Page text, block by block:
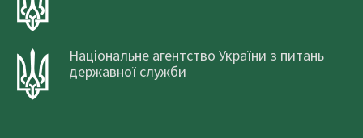
Національне агентство України з питань
державної служби